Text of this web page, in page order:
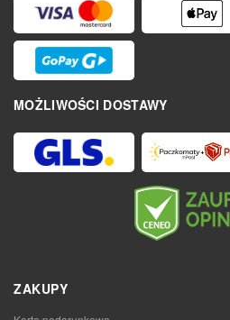
MOŻLIWOŚCI DOSTAWY
ZAKUPY